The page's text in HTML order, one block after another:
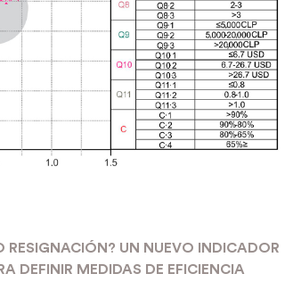
RESIGNACIÓN? UN NUEVO INDICADOR
DEFINIR MEDIDAS DE EFICIENCIA